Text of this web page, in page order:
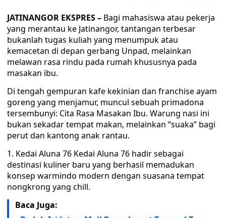
JATINANGOR EKSPRES – Bagi mahasiswa atau pekerja
yang merantau ke Jatinangor, tantangan terbesar
bukanlah tugas kuliah yang menumpuk atau
kemacetan di depan gerbang Unpad, melainkan
melawan rasa rindu pada rumah khususnya pada
masakan ibu.
Di tengah gempuran kafe kekinian dan franchise ayam
goreng yang menjamur, muncul sebuah primadona
tersembunyi: Cita Rasa Masakan Ibu. Warung nasi ini
bukan sekadar tempat makan, melainkan “suaka” bagi
perut dan kantong anak rantau.
1. Kedai Aluna 76 Kedai Aluna 76 hadir sebagai
destinasi kuliner baru yang berhasil memadukan
konsep warmindo modern dengan suasana tempat
nongkrong yang chill.
Baca Juga: